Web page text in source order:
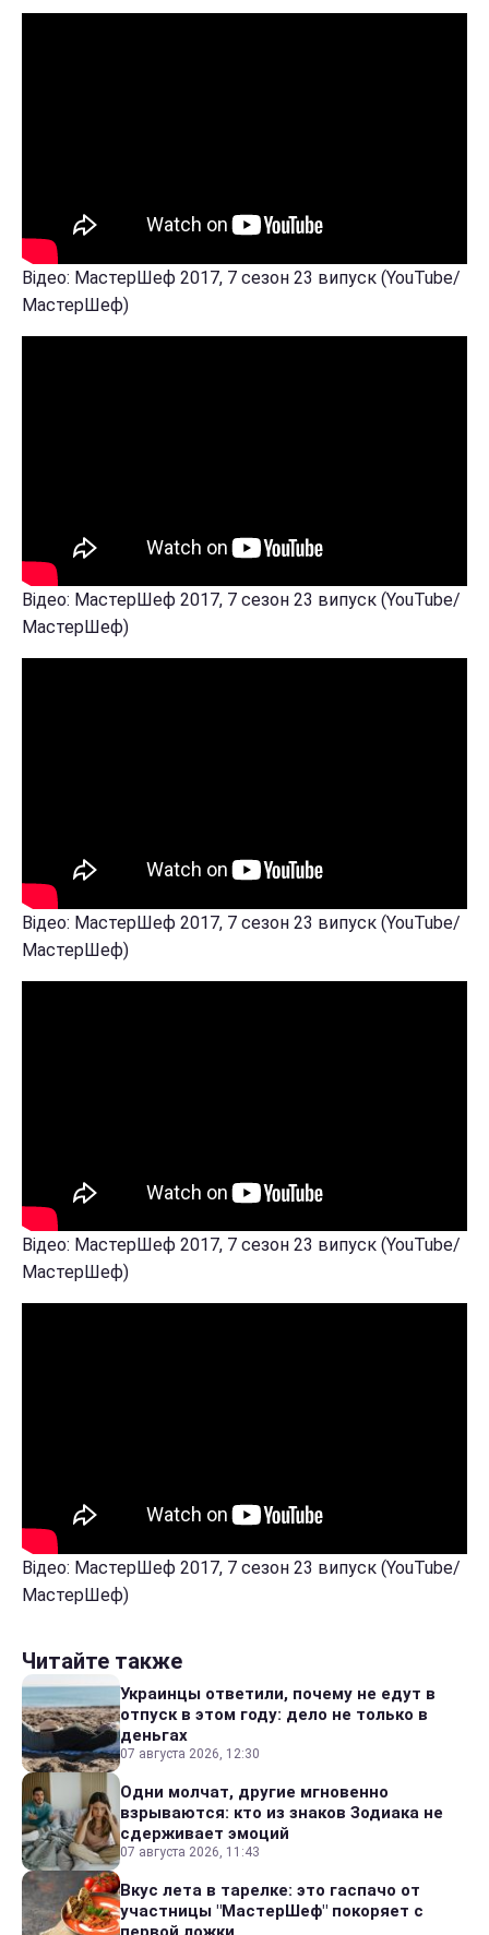
Відео: МастерШеф 2017, 7 сезон 23 випуск (YouTube/
МастерШеф)
Відео: МастерШеф 2017, 7 сезон 23 випуск (YouTube/
МастерШеф)
Відео: МастерШеф 2017, 7 сезон 23 випуск (YouTube/
МастерШеф)
Відео: МастерШеф 2017, 7 сезон 23 випуск (YouTube/
МастерШеф)
Відео: МастерШеф 2017, 7 сезон 23 випуск (YouTube/
МастерШеф)
Читайте также
Украинцы ответили, почему не едут в
отпуск в этом году: дело не только в
деньгах
07 августа 2026, 12:30
Одни молчат, другие мгновенно
взрываются: кто из знаков Зодиака не
сдерживает эмоций
07 августа 2026, 11:43
Вкус лета в тарелке: это гаспачо от
участницы "МастерШеф" покоряет с